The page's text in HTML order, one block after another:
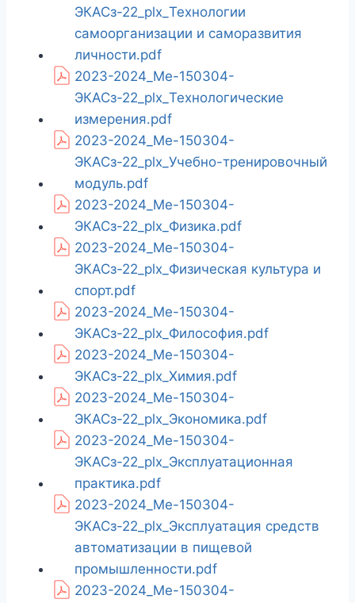
ЭКАСз-22_plx_Технологии
самоорганизации и саморазвития
личности.pdf
2023-2024_Ме-150304-
ЭКАСз-22_plx_Технологические
измерения.pdf
2023-2024_Ме-150304-
ЭКАСз-22_plx_Учебно-тренировочный
модуль.pdf
2023-2024_Ме-150304-
ЭКАСз-22_plx_Физика.pdf
2023-2024_Ме-150304-
ЭКАСз-22_plx_Физическая культура и
спорт.pdf
2023-2024_Ме-150304-
ЭКАСз-22_plx_Философия.pdf
2023-2024_Ме-150304-
ЭКАСз-22_plx_Химия.pdf
2023-2024_Ме-150304-
ЭКАСз-22_plx_Экономика.pdf
2023-2024_Ме-150304-
ЭКАСз-22_plx_Эксплуатационная
практика.pdf
2023-2024_Ме-150304-
ЭКАСз-22_plx_Эксплуатация средств
автоматизации в пищевой
промышленности.pdf
2023-2024_Ме-150304-